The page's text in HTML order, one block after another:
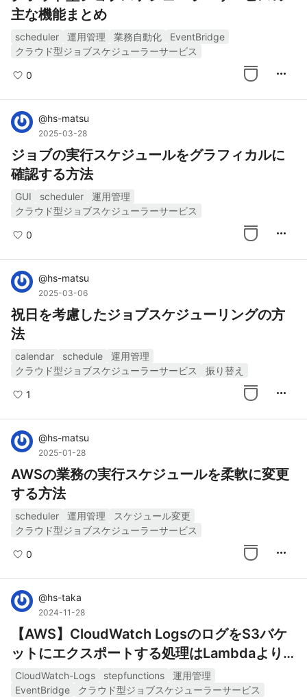
主な機能まとめ
scheduler 運用管理 業務自動化
EventBridge
クラウド型ジョブスケジューラーサービス
0 more_horiz
@hs-matsu
2025-03-28
ジョブの実行スケジュールをグラフィカルに
確認する方法
GUI scheduler
運用管理
クラウド型ジョブスケジューラーサービス
0 more_horiz
@hs-matsu
2025-03-06
祝日を考慮したジョブスケジューリングの方
法
calendar schedule
運用管理
クラウド型ジョブスケジューラーサービス
振り替え
1 more_horiz
@hs-matsu
2025-01-28
AWSの業務の実行スケジュールを柔軟に変更
する方法
scheduler 運用管理
スケジュール変更
クラウド型ジョブスケジューラーサービス
0 more_horiz
@hs-taka
2024-11-28
【AWS】CloudWatch LogsのログをS3バケ
ットにエクスポートする処理はLambdaより
もStep Functionsの方が相性が良かった
CloudWatch-Logs stepfunctions
運用管理
EventBridge
クラウド型ジョブスケジューラーサービス